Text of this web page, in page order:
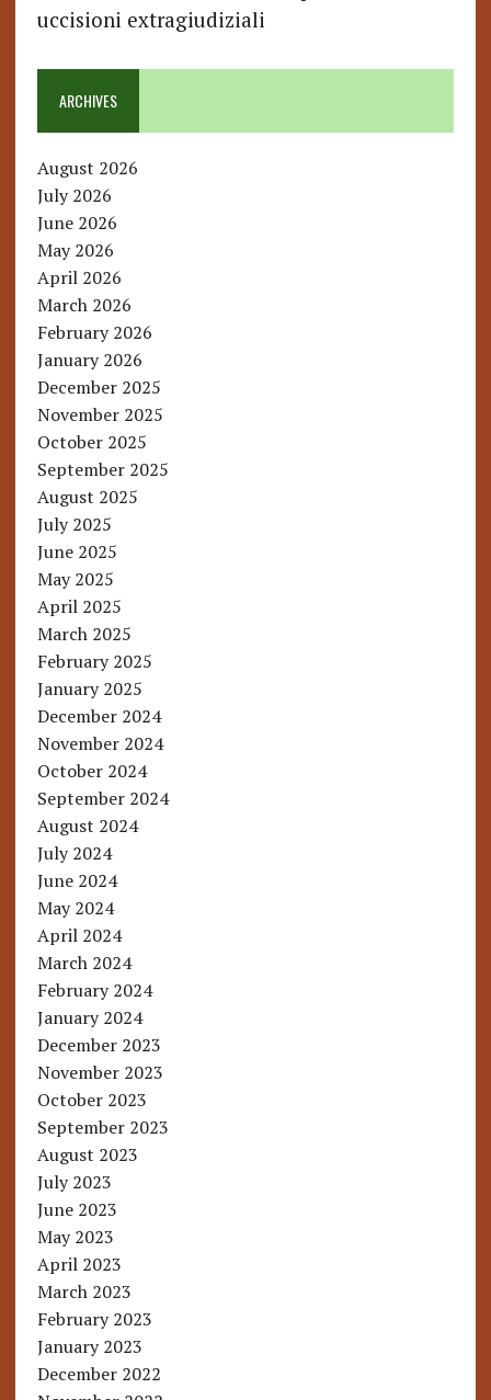
uccisioni extragiudiziali
ARCHIVES
August 2026
July 2026
June 2026
May 2026
April 2026
March 2026
February 2026
January 2026
December 2025
November 2025
October 2025
September 2025
August 2025
July 2025
June 2025
May 2025
April 2025
March 2025
February 2025
January 2025
December 2024
November 2024
October 2024
September 2024
August 2024
July 2024
June 2024
May 2024
April 2024
March 2024
February 2024
January 2024
December 2023
November 2023
October 2023
September 2023
August 2023
July 2023
June 2023
May 2023
April 2023
March 2023
February 2023
January 2023
December 2022